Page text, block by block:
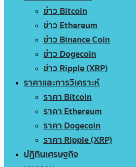
ข่าว Bitcoin
ข่าว Ethereum
ข่าว Binance Coin
ข่าว Dogecoin
ข่าว Ripple (XRP)
ราคาและการวิเคราะห์
ราคา Bitcoin
ราคา Ethereum
ราคา Dogecoin
ราคา Ripple (XRP)
ปฏิทินเศรษฐกิจ